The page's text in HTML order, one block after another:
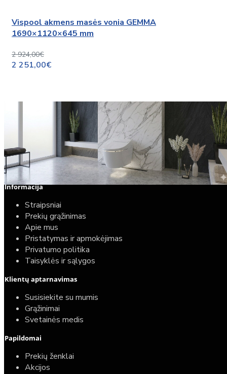
Vispool akmens masės vonia GEMMA
1690×1120×645 mm
2 924,00€
2 251,00€
Populiariausios
Tece potinkinis rėmas su TeceNow vandens
nuleidimo mygtuku ir Deante Peonia rimless
Informacija
Straipsniai
Prekių grąžinimas
Apie mus
Pristatymas ir apmokėjimas
Privatumo politika
Taisyklės ir sąlygos
Klientų aptarnavimas
Susisiekite su mumis
Grąžinimai
Svetainės medis
Papildomai
Prekių ženklai
Akcijos